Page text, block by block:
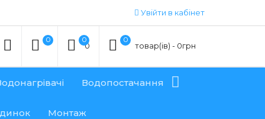
Увійти в кабінет
0
товар(ів) - 0грн
0 0
0
Водопостачання
Монтаж